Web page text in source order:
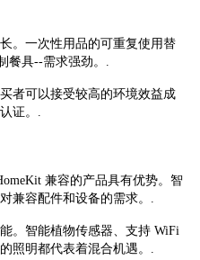
。一次性用品的可重复使用替
餐具--需求强劲。.
者可以接受较高的环境效益成
证。.
兼容的产品具有优势。智
兼容配件和设备的需求。.
。智能植物传感器、支持 WiFi
照明都代表着混合机遇。.